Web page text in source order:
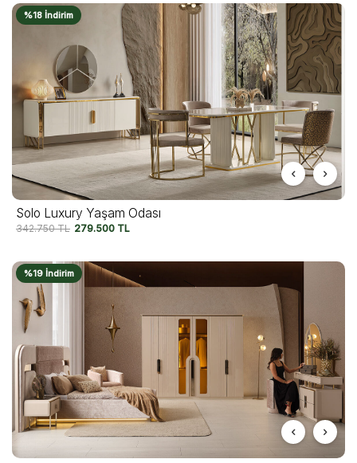
%18 İndirim
Solo Luxury Yaşam Odası
342.750TL 279.500 TL
%19 İndirim